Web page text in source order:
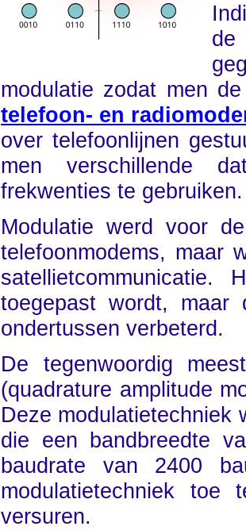
de
modulatie zodat men
telefoon- en
over telefoonlijnen
men verschillende
frekwenties te gebruiken.
Modulatie werd voor
telefoonmodems, maar
toegepast wordt, maar
ondertussen verbeterd.
De tegenwoordig
(quadrature amplitude
Deze modulatietechniek
die een bandbreedte
baudrate van 2400
modulatietechniek
versuren.